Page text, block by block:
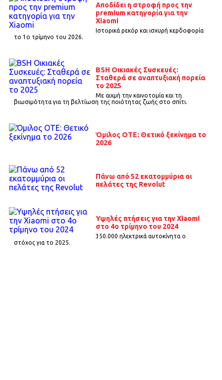
Αποδίδει η στροφή προς την
premium κατηγορία για την
Xiaomi
Ιστορικά ρεκόρ και ισχυρή κερδοφορία
το 1o τρίμηνο του 2026.
BSH Οικιακές Συσκευές:
Σταθερά σε αναπτυξιακή πορεία
το 2025
Με αιχμή την καινοτομία και τη
βιωσιμότητα για τη βελτίωση της ποιότητας ζωής στο σπίτι.
Όμιλος ΟΤΕ: Θετικό ξεκίνημα το
2026
Πάνω από 52 εκατομμύρια οι
πελάτες της Revolut
Υψηλές πτήσεις για την Xiaomi
στο 4ο τρίμηνο του 2024
350.000 ηλεκτρικά αυτοκίνητα ο
στόχος για το 2025.